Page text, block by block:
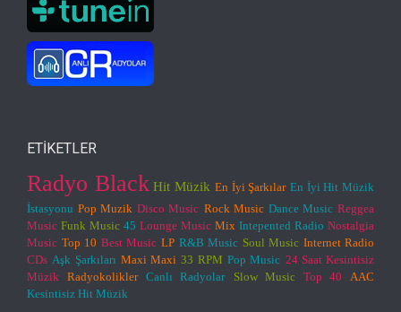
ETİKETLER
Radyo Black Hit Müzik En İyi Şarkılar En İyi Hit Müzik
İstasyonu Pop Muzik Disco Music Rock Music Dance Music Reggea
Music Funk Music 45 Lounge Music Mix Intepented Radio Nostalgia
Music Top 10 Best Music LP R&B Music Soul Music Internet Radio
CDs Aşk Şarkıları Maxi Maxi 33 RPM Pop Music 24 Saat Kesintisiz
Müzik
Radyokolikler Canlı Radyolar Slow Music Top 40
AAC
Kesintisiz Hit Müzik